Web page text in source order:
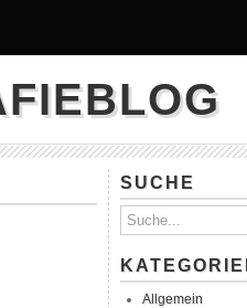
SUCHE
Allgemein